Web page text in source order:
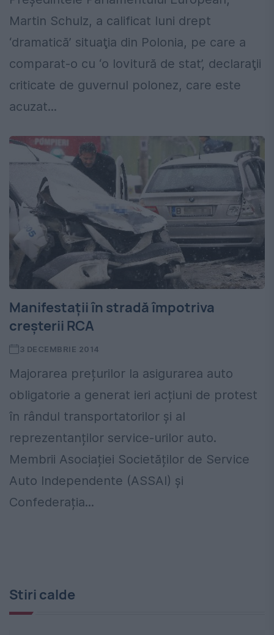
Martin Schulz, a calificat luni drept
‘dramatică’ situaţia din Polonia, pe care a
comparat-o cu ‘o lovitură de stat’, declaraţii
criticate de guvernul polonez, care este
acuzat...
Manifestații în stradă împotriva
creșterii RCA
3 DECEMBRIE 2014
Majorarea prețurilor la asigurarea auto
obligatorie a generat ieri acțiuni de protest
în rândul transportatorilor și al
reprezentanților service-urilor auto.
Membrii Asociației Societăților de Service
Auto Independente (ASSAI) și
Confederația...
Stiri calde